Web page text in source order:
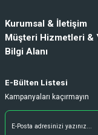
ihtiyaç durumunda tekrardan
alışveriş yapacağım
H... A... | 21/06/2026
Hızlı kargo ve teslimattan
alışveriş oldu. Teşekkürler.
Kurumsal & İletişim
Müşteri Hizmetleri &
Bilgi Alanı
E-Bülten Listesi
Kampanyaları kaçırmayın